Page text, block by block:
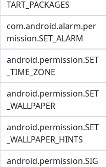
TART_PACKAGES
com.android.alarm.per
mission.SET_ALARM
android.permission.SET
_TIME_ZONE
android.permission.SET
_WALLPAPER
android.permission.SET
_WALLPAPER_HINTS
android.permission.SIG